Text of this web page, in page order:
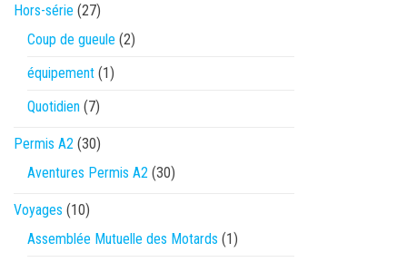
Hors-série (27)
Coup de gueule (2)
équipement (1)
Quotidien (7)
Permis A2 (30)
Aventures Permis A2 (30)
Voyages (10)
Assemblée Mutuelle des Motards (1)